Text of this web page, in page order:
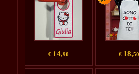
€ 14,90 € 18,50